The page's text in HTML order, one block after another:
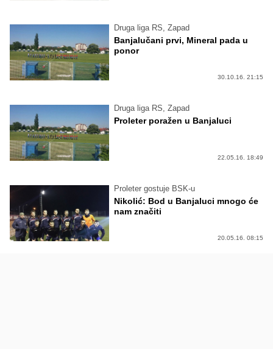
Druga liga RS, Zapad
Banjalučani prvi, Mineral pada u
ponor
30.10.16. 21:15
Druga liga RS, Zapad
Proleter poražen u Banjaluci
22.05.16. 18:49
Proleter gostuje BSK-u
Nikolić: Bod u Banjaluci mnogo će
nam značiti
20.05.16. 08:15